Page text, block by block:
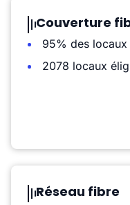
Couverture
95% des
2078 locaux
Réseau fibre